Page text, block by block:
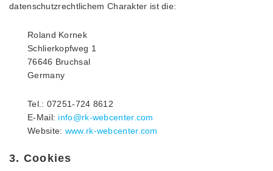
datenschutzrechtlichem Charakter ist die:
Roland Kornek
Schlierkopfweg 1
76646 Bruchsal
Germany
Tel.: 07251-724 8612
E-Mail: info@rk-webcenter.com
Website: www.rk-webcenter.com
3. Cookies